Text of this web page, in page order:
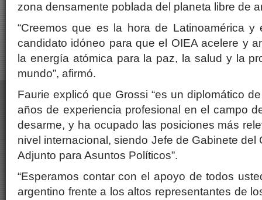
zona densamente poblada del planeta libre de
“Creemos que es la hora de Latinoamérica
candidato idóneo para que el OIEA acelere y
la energía atómica para la paz, la salud y la
mundo”, afirmó.
Faurie explicó que Grossi “es un diplomático
años de experiencia profesional en el campo
desarme, y ha ocupado las posiciones más
nivel internacional, siendo Jefe de Gabinete del
Adjunto para Asuntos Políticos”.
“Esperamos contar con el apoyo de todos
argentino frente a los altos representantes de